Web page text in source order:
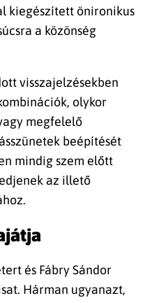
kiegészített önironikus
a közönség
visszajelzésekben
olykor
megfelelő
beépítését
mindig szem előtt
az illető
és Fábry Sándor
Hárman ugyanazt,